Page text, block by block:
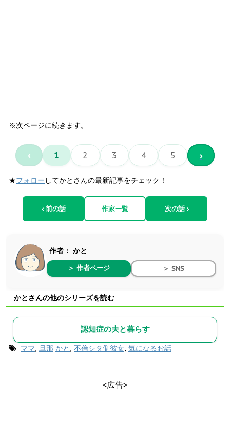
※次ページに続きます。
‹ 1 2 3 4 5 ›
★フォロー してかとさんの最新記事をチェック！
‹ 前の話 作家一覧 次の話 ›
作者： かと
＞ 作者ページ ＞ SNS
かとさんの他のシリーズを読む
認知症の夫と暮らす
ママ, 旦那 かと , 不倫シタ側彼女, 気になるお話
<広告>